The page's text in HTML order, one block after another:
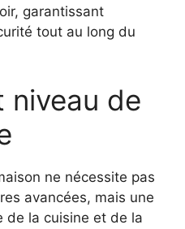
garantissant
tout au long du
niveau de
ne nécessite pas
avancées, mais une
de la cuisine et de la